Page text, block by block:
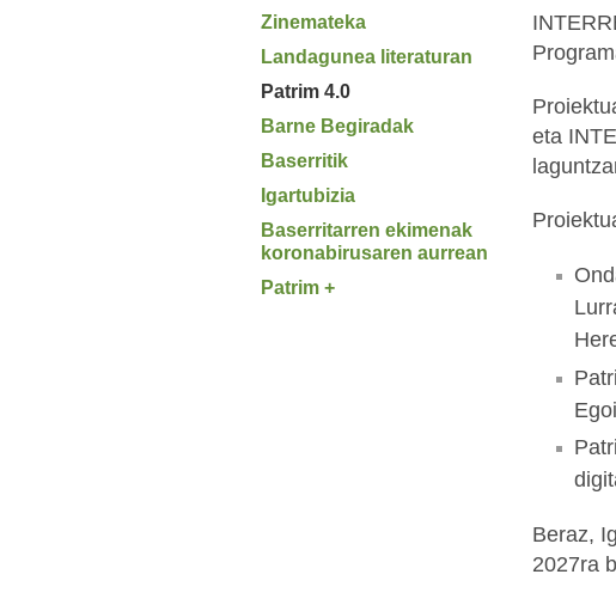
eta
Beraz,
2027ra
Zinemateka
Landagunea literaturan
Patrim 4.0
Barne Begiradak
Baserritik
Igartubizia
Baserritarren ekimenak
koronabirusaren aurrean
Patrim +